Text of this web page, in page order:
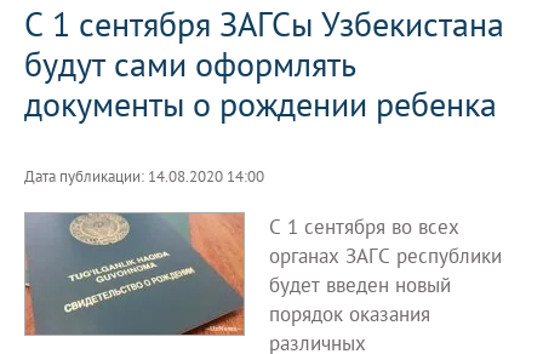
С 1 сентября ЗАГСы Узбекистана
будут сами оформлять
документы о рождении ребенка
Дата публикации: 14.08.2020 14:00
С 1 сентября во всех
органах ЗАГС республики
будет введен новый
порядок оказания
различных